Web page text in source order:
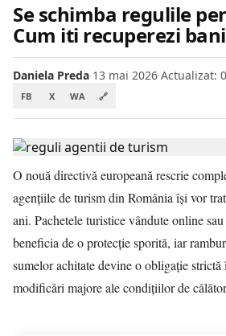
Se schimba regulile
Cum iti recuperezi
Daniela Preda·13 mai 2026·Actualizat:
FB X WA 🔗
O nouă directivă europeană rescrie
agențiile de turism din România își vor
ani. Pachetele turistice vândute online
beneficia de o protecție sporită, iar
sumelor achitate devine o obligație strictă
modificări majore ale condițiilor de